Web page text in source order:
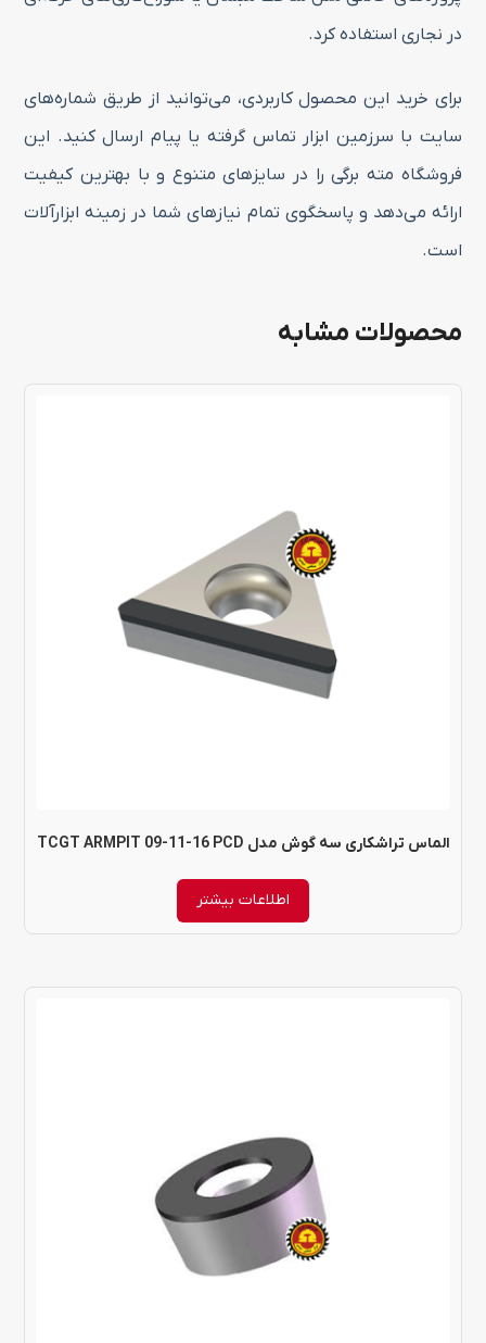
در نجاری استفاده کرد.
برای خرید این محصول کاربردی، می‌توانید از طریق شماره‌های
سایت با سرزمین ابزار تماس گرفته یا پیام ارسال کنید. این
فروشگاه مته برگی را در سایزهای متنوع و با بهترین کیفیت
ارائه می‌دهد و پاسخگوی تمام نیازهای شما در زمینه ابزارآلات
است.
محصولات مشابه
الماس تراشکاری سه گوش مدل TCGT ARMPIT 09-11-16 PCD
اطلاعات بیشتر